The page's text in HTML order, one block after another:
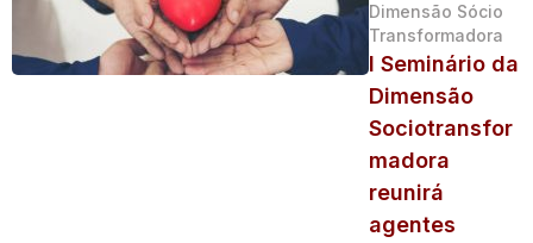
Dimensão Sócio
Transformadora
I Seminário da
Dimensão
Sociotransfor
madora
reunirá
agentes